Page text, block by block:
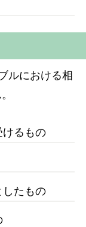
ルにおける相
けるもの
したもの